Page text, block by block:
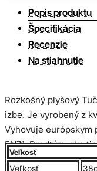
Popis produktu
Špecifikácia
Recenzie
Na stiahnutie
Rozkošný plyšový
izbe. Je vyrobený z
Vyhovuje európskym
EN71.Predtým, ako
všetky visiace značky
Veľkosť
Veľkosť